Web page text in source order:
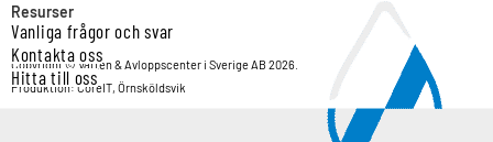
Resurser
Vanliga frågor och svar
Kontakta oss
Hitta till oss
Copyright © Vatten & Avloppscenter i Sverige AB 2026.
Produktion: CoreIT, Örnsköldsvik